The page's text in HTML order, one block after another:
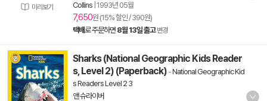
미리보기
Collins 1993년 05월
7,650원 (15% 할인 / 390원)
택배로 주문하면 8월 13일 출고 변경
Sharks (National Geographic Kids Reader
s, Level 2) (Paperback) -National Geographic Kid
s Readers Level 2 3
앤 슈라이버